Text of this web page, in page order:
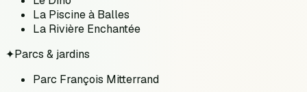
La Piscine à Balles
La Rivière Enchantée
✦Parcs & jardins
Parc François Mitterrand